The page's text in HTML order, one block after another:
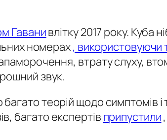
Гаванивлітку 2017 року. Куба
номерах,
втрату слуху,
звук.
теорій щодо симптомів і
багато експертів припустили